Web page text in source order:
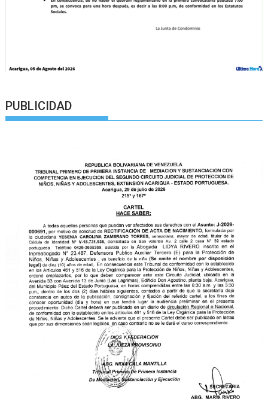
PUBLICIDAD